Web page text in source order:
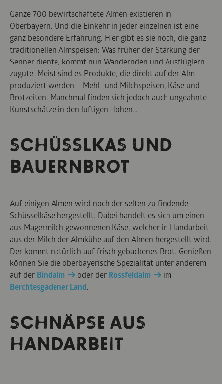
Ganze 700 bewirtschaftete Almen existieren in
Oberbayern. Und die Einkehr in jeder einzelnen ist eine
ganz besondere Erfahrung. Hier gibt es sie noch, die ganz
traditionellen Almspeisen: Was früher der Stärkung der
Senner diente, kommt nun Wandernden und Ausflüglern
zugute. Meist sind es Produkte, die direkt auf der Alm
produziert werden – Mehl- und Milchspeisen, Käse und
Brotzeiten. Manchmal finden sich jedoch auch ungeahnte
Kunstschätze in den luftigen Höhen…
SCHÜSSLKAS UND
BAUERNBROT
Auf einigen Almen wird noch der selten zu findende
Schüsselkäse hergestellt. Dabei handelt es sich um einen
aus Magermilch gewonnenen Käse, welcher in Handarbeit
aus der Milch der Almkühe auf den Almen hergestellt wird.
Der kommt natürlich auf frisch gebackenes Brot. Genießen
können Sie die oberbayerische Spezialität unter anderem
auf der Bindalm oder der Rossfeldalm im
Berchtesgadener Land.
SCHNÄPSE AUS
HANDARBEIT